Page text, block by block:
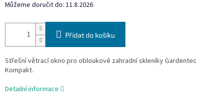
Můžeme doručit do: 11.8.2026
Přidat do košíku
Střešní větrací okno pro obloukové zahradní skleníky Gardentec
Kompakt.
Detailní informace